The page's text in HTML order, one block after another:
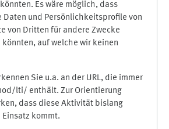
Es wäre möglich, dass
Daten und Persönlichkeitsprofile von
von Dritten für andere Zwecke
auf welche wir keinen
Sie u.a. an der URL, die immer
lti/ enthält. Zur Orientierung
dass diese Aktivität bislang
kommt.